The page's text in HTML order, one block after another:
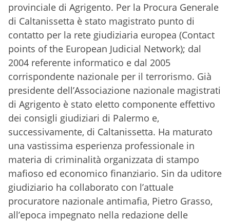
provinciale di Agrigento. Per la Procura Generale
di Caltanissetta è stato magistrato punto di
contatto per la rete giudiziaria europea (Contact
points of the European Judicial Network); dal
2004 referente informatico e dal 2005
corrispondente nazionale per il terrorismo. Già
presidente dell’Associazione nazionale magistrati
di Agrigento è stato eletto componente effettivo
dei consigli giudiziari di Palermo e,
successivamente, di Caltanissetta. Ha maturato
una vastissima esperienza professionale in
materia di criminalità organizzata di stampo
mafioso ed economico finanziario. Sin da uditore
giudiziario ha collaborato con l’attuale
procuratore nazionale antimafia, Pietro Grasso,
all’epoca impegnato nella redazione delle